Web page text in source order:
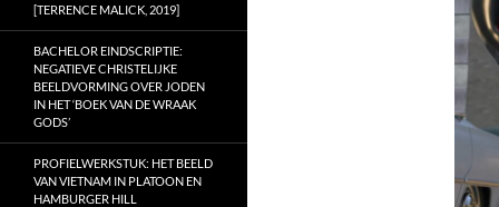
[TERRENCE MALICK, 2019]
BACHELOR EINDSCRIPTIE:
NEGATIEVE CHRISTELIJKE
BEELDVORMING OVER JODEN
IN HET ‘BOEK VAN DE WRAAK
GODS’
PROFIELWERKSTUK: HET BEELD
VAN VIETNAM IN PLATOON EN
HAMBURGER HILL